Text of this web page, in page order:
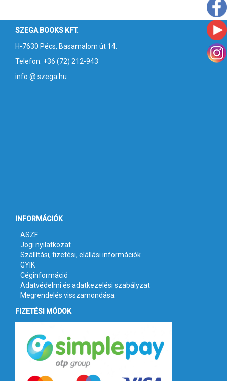
SZEGA BOOKS KFT.
H-7630 Pécs, Basamalom út 14.
Telefon: +36 (72) 212-943
info @ szega.hu
INFORMÁCIÓK
ASZF
Jogi nyilatkozat
Szállítási, fizetési, elállási információk
GYIK
Céginformáció
Adatvédelmi és adatkezelési szabályzat
Megrendelés visszamondása
FIZETÉSI MÓDOK